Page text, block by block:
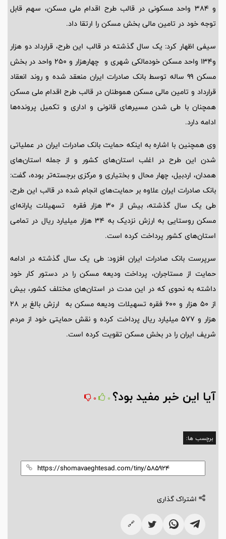
و 384 واحد مسکونی در قالب طرح اقدام ملی مسکن، سهم قابل
توجه خود در تامین مالی بخش مسکن را ارتقا داد.
سیفی اظهار کرد: یک سال گذشته در قالب این طرح، قرارداد دو هزار
و134 واحد مسکن خودمالکی شهری و چهارهزار و 250 واحد در بخش
مسکن 99 ساله توسط بانک صادرات ایران منعقد شده و روند انعقاد
قرارداد و تامین مالی مسکن هموطنان در قالب طرح اقدام ملی مسکن
همچنان با طی شدن مسیرهای قانونی و اداری و تکمیل پرونده‌ها
ادامه دارد.
وی همچنین با اشاره به اینکه حمایت بانک صادرات ایران در عملیاتی
شدن این طرح در اغلب استان‌های کشور و از جمله استان‌های
همدان، اردبیل، چهار محال و بختیاری و مرکزی برجسته‌تر بوده، گفت:
بانک صادرات ایران علاوه بر حمایت‌های انجام شده در قالب این طرح،
طی یک سال گذشته، بیش از 30 هزار فقره تسهیلات یارانه‌ای
مسکن روستایی به ارزش نزدیک به 34 هزار میلیارد ریال در تمامی
استان‌های کشور پرداخت کرده است.
سرپرست بانک صادرات ایران افزود: طی یک سال گذشته در ادامه
حمایت از مستاجران، پرداخت ودیعه مسکن را در دستور کار خود
داشته به نحوی که در این مدت در استان‌های مختلف کشور، بیش
از 50 هزار و 600 فقره تسهیلات ودیعه مسکن به ارزش بالغ بر 28
هزار و 577 میلیارد ریال پرداخت کرده و نقش حمایتی خود از مردم
شریف ایران را در بخش مسکن تقویت کرده است.
آیا این خبر مفید بود؟ 0
0
برچسب ها:
اشتراک گذاری
🔗